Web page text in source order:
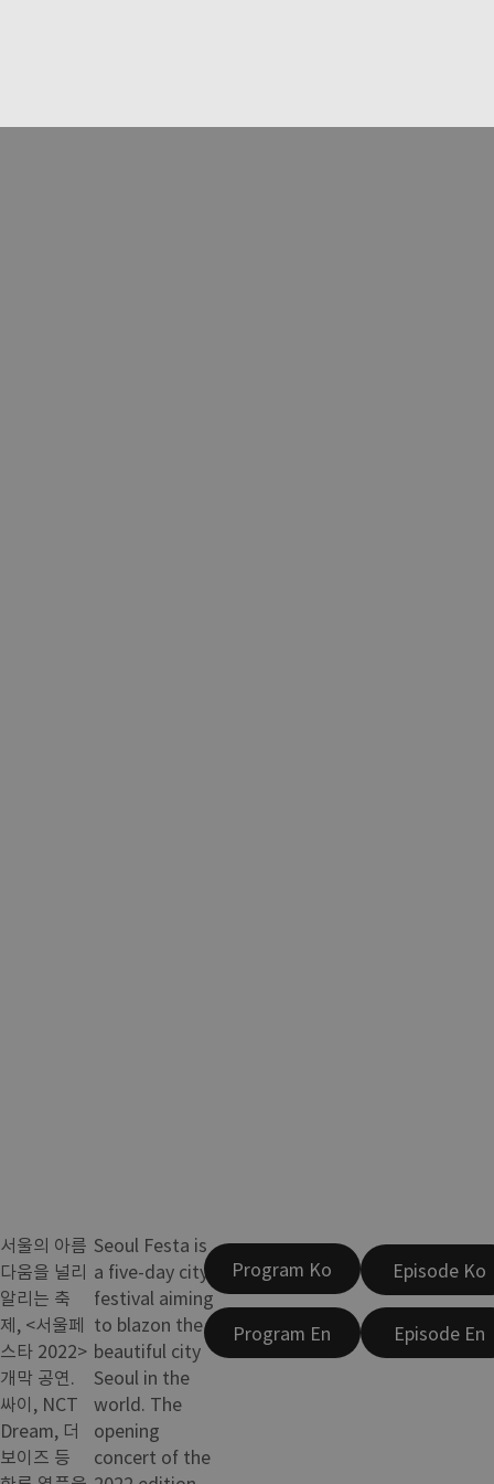
서울의 아름
다움을 널리
알리는 축
제, <서울페
스타 2022>
개막 공연.
싸이, NCT
Dream, 더
보이즈 등
Seoul Festa is
a five-day city
festival aiming
to blazon the
beautiful city
Seoul in the
world. The
opening
concert of the
Program Ko
Program En
Episode Ko
Episode En